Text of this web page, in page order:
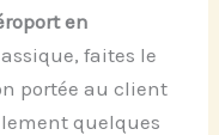
en
faites le
portée au client
quelques